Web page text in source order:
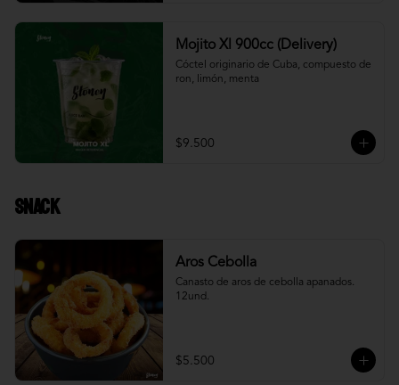
Mojito Xl 900cc (Delivery)
Cóctel originario de Cuba, compuesto de
ron, limón, menta
$9.500
Snack
Aros Cebolla
Canasto de aros de cebolla apanados.
12und.
$5.500